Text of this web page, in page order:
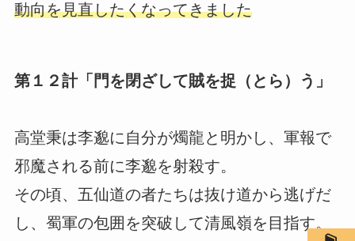
動向を見直したくなってきました
第１２計「門を閉ざして賊を捉（とら）う」
高堂秉は李邈に自分が燭龍と明かし、軍報で
邪魔される前に李邈を射殺す。
その頃、五仙道の者たちは抜け道から逃げだ
し、蜀軍の包囲を突破して清風嶺を目指す。